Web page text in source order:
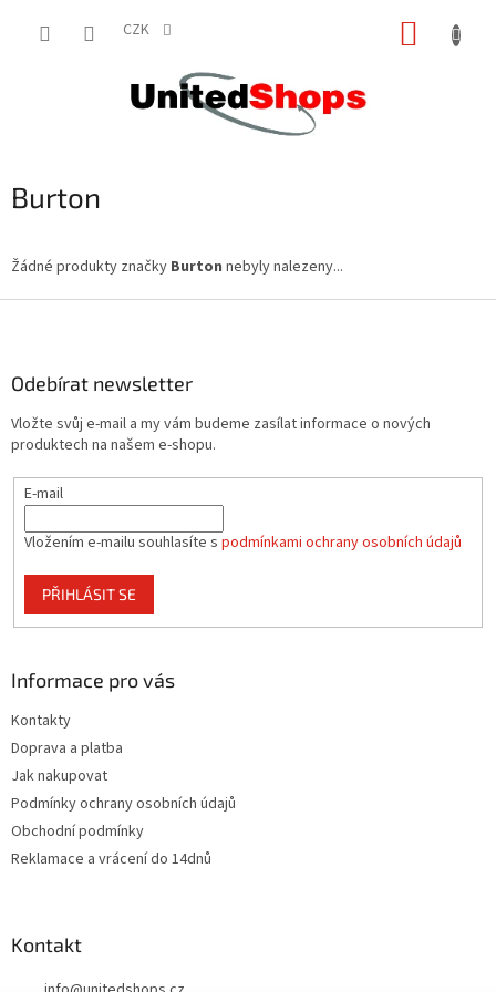
CZK
Burton
Žádné produkty značky Burton nebyly nalezeny...
Odebírat newsletter
Vložte svůj e-mail a my vám budeme zasílat informace o nových
produktech na našem e-shopu.
E-mail
Vložením e-mailu souhlasíte s podmínkami ochrany osobních údajů
PŘIHLÁSIT SE
Informace pro vás
Kontakty
Doprava a platba
Jak nakupovat
Podmínky ochrany osobních údajů
Obchodní podmínky
Reklamace a vrácení do 14dnů
Kontakt